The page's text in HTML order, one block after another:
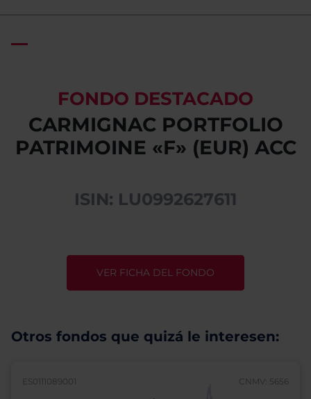
FONDO DESTACADO
CARMIGNAC PORTFOLIO
PATRIMOINE «F» (EUR) ACC
ISIN: LU0992627611
VER FICHA DEL FONDO
Otros fondos que quizá le interesen:
ES0111089001 CNMV: 5656